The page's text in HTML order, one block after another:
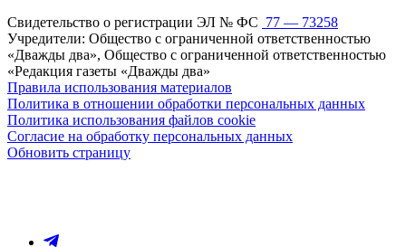
Свидетельство о регистрации ЭЛ № ФС 77 — 73258
Учредители: Общество с ограниченной ответственностью
«Дважды два», Общество с ограниченной ответственностью
«Редакция газеты «Дважды два»
Правила использования материалов
Политика в отношении обработки персональных данных
Политика использования файлов cookie
Согласие на обработку персональных данных
Обновить страницу